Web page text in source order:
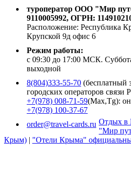
туроператор ООО "Мир
9110005992, ОГРН:
Расположение: Республика
Крупской 9д офис 6
Режим работы:
с 09:30 до 17:00 МСК.
выходной
8(804)333-55-70 (бесплатный
городских операторов связи
+7(978) 008-71-59(Max,Tg):
+7(978) 100-37-67
order@travel-cards.ru Отдых в
"Мир
Крым) | "Отели Крыма"